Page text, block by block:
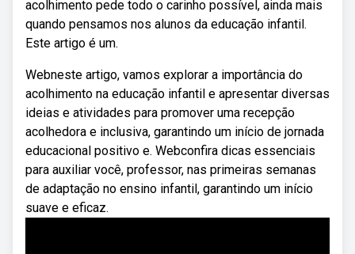
acolhimento pede todo o carinho possível, ainda mais
quando pensamos nos alunos da educação infantil.
Este artigo é um.
Webneste artigo, vamos explorar a importância do
acolhimento na educação infantil e apresentar diversas
ideias e atividades para promover uma recepção
acolhedora e inclusiva, garantindo um início de jornada
educacional positivo e. Webconfira dicas essenciais
para auxiliar você, professor, nas primeiras semanas
de adaptação no ensino infantil, garantindo um início
suave e eficaz.